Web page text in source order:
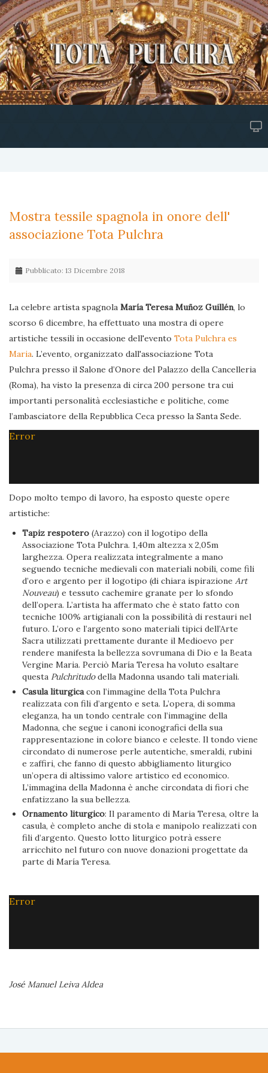
Mostra tessile spagnola in onore dell'
associazione Tota Pulchra
Pubblicato: 13 Dicembre 2018
La celebre artista spagnola María Teresa Muñoz Guillén, lo
scorso 6 dicembre, ha effettuato una mostra di opere
artistiche tessili in occasione dell'evento Tota Pulchra es
Maria. L’evento, organizzato dall'associazione Tota
Pulchra presso il Salone d’Onore del Palazzo della Cancelleria
(Roma), ha visto la presenza di circa 200 persone tra cui
importanti personalità ecclesiastiche e politiche, come
l’ambasciatore della Repubblica Ceca presso la Santa Sede.
Error
Dopo molto tempo di lavoro, ha esposto queste opere
artistiche:
Tapiz respotero (Arazzo) con il logotipo della
Associazione Tota Pulchra. 1,40m altezza x 2,05m
larghezza. Opera realizzata integralmente a mano
seguendo tecniche medievali con materiali nobili, come fili
d’oro e argento per il logotipo (di chiara ispirazioneArt
Nouveau) e tessuto cachemire granate per lo sfondo
dell’opera. L’artista ha affermato che è stato fatto con
tecniche 100% artigianali con la possibilità di restauri nel
futuro. L’oro e l’argento sono materiali tipici dell’Arte
Sacra utilizzati prettamente durante il Medioevo per
rendere manifesta la bellezza sovrumana di Dio e la Beata
Vergine Maria. Perciò María Teresa ha voluto esaltare
questa Pulchritudodella Madonna usando tali materiali.
Casula liturgicacon l’immagine della Tota Pulchra
realizzata con fili d’argento e seta. L’opera, di somma
eleganza, ha un tondo centrale con l’immagine della
Madonna, che segue i canoni iconografici della sua
rappresentazione in colore bianco e celeste. Il tondo viene
circondato di numerose perle autentiche, smeraldi, rubini
e zaffiri, che fanno di questo abbigliamento liturgico
un’opera di altissimo valore artistico ed economico.
L’immagina della Madonna è anche circondata di fiori che
enfatizzano la sua bellezza.
Ornamento liturgico: Il paramento di Maria Teresa, oltre la
casula, è completo anche di stola e manipolo realizzati con
fili d’argento. Questo lotto liturgico potrà essere
arricchito nel futuro con nuove donazioni progettate da
parte di María Teresa.
Error
José Manuel Leiva Aldea